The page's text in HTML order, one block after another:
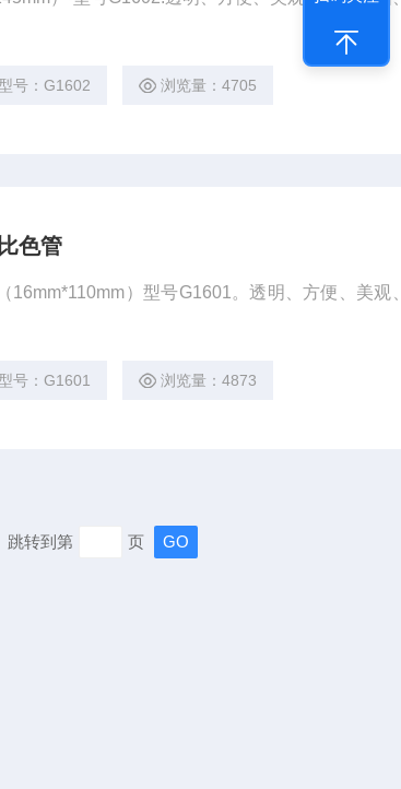
号：G1602 浏览量：4705
色管
16mm*110mm）型号G1601。透明、方便、美观
号：G1601 浏览量：4873
跳转到第 页